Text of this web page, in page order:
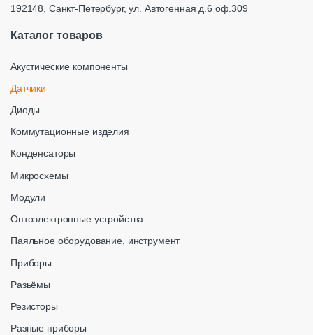
192148, Санкт-Петербург, ул. Автогенная д.6 оф.309
Каталог товаров
Акустические компоненты
Датчики
Диоды
Коммутационные изделия
Конденсаторы
Микросхемы
Модули
Оптоэлектронные устройства
Паяльное оборудование, инструмент
Приборы
Разьёмы
Резисторы
Разные приборы